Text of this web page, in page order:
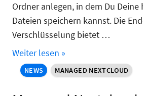
Ordner anlegen, in dem Du
Dateien speichern kannst. Die
Verschlüsselung bietet …
Weiter lesen »
NEWS MANAGED NEXTCLOUD